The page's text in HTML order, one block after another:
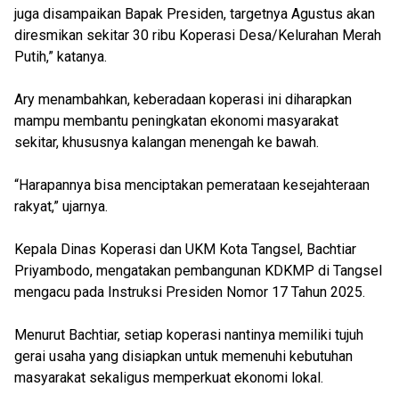
juga disampaikan Bapak Presiden, targetnya Agustus akan
diresmikan sekitar 30 ribu Koperasi Desa/Kelurahan Merah
Putih,” katanya.
Ary menambahkan, keberadaan koperasi ini diharapkan
mampu membantu peningkatan ekonomi masyarakat
sekitar, khususnya kalangan menengah ke bawah.
“Harapannya bisa menciptakan pemerataan kesejahteraan
rakyat,” ujarnya.
Kepala Dinas Koperasi dan UKM Kota Tangsel, Bachtiar
Priyambodo, mengatakan pembangunan KDKMP di Tangsel
mengacu pada Instruksi Presiden Nomor 17 Tahun 2025.
Menurut Bachtiar, setiap koperasi nantinya memiliki tujuh
gerai usaha yang disiapkan untuk memenuhi kebutuhan
masyarakat sekaligus memperkuat ekonomi lokal.